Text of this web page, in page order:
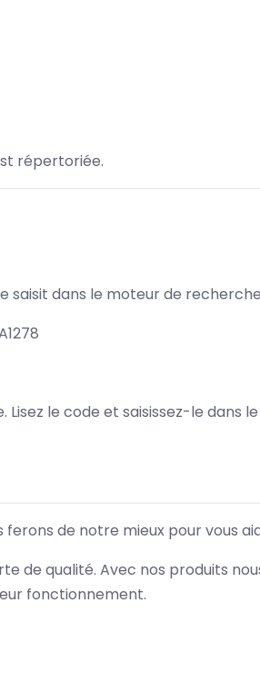
répertoriée.
dans le moteur de
le code et saisissez-le dans
de notre mieux pour vous
de qualité. Avec nos produits
fonctionnement.